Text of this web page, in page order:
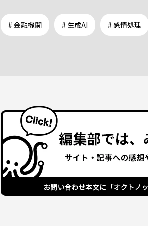
# 金融機関 # 生成AI # 感情処理